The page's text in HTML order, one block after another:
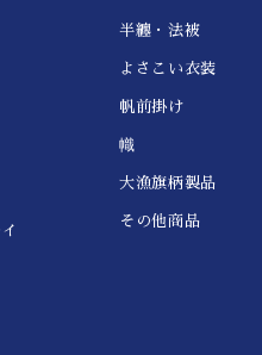
半纏・法被
よさこい衣装
帆前掛け
幟
大漁旗柄製品
その他商品